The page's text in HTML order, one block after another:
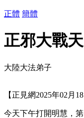
正體 簡體
正邪大戰
大陸大法弟子
【正見網2025年02月18
今天下午打開明慧，